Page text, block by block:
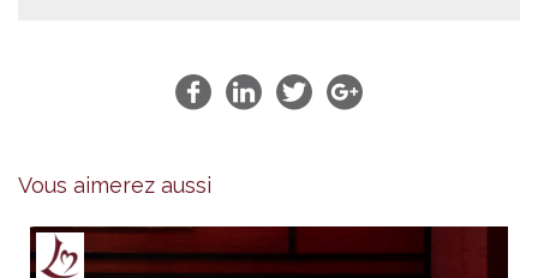
Vous aimerez aussi